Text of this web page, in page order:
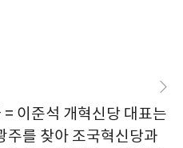
이준석 개혁신당 대표는
주를 찾아 조국혁신당과